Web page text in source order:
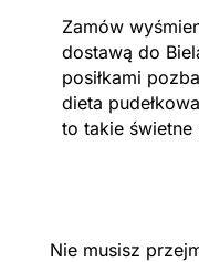
Zamów
dostawą do
posiłkami
dieta
to takie świetne
Nie musisz